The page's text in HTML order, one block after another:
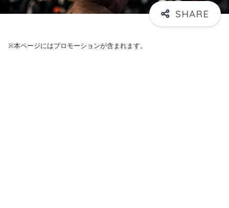
※本ページにはプロモーションが含まれます。